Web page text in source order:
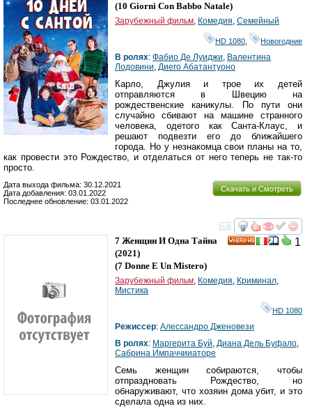
(10 Giorni Con Babbo Natale)
Зарубежный фильм, Комедия, Семейный
HD 1080, Новогодние
В ролях: Фабио Де Луиджи, Валентина
Лодовини, Диего Абатантуоно
Карло, Джулия и трое их детей
отправляются в Швецию на
рождественские каникулы. По пути они
случайно сбивают на машине странного
человека, одетого как Санта-Клаус, и
решают подвезти его до ближайшего
города. Но у незнакомца свои планы на то,
как провести это Рождество, и отделаться от него теперь не так-то
просто.
Скачать и Смотреть
Дата выхода фильма: 30.12.2021
Дата добавления: 03.01.2022
Последнее обновление: 03.01.2022
смотреть
1
7 Женщин И Одна Тайна
(2021)
(7 Donne E Un Mistero)
Зарубежный фильм, Комедия, Криминал,
Мистика
HD 1080
Режиссер: Алессандро Дженовези
В ролях: Маргерита Буй, Диана Дель Буфало,
Сабрина Импаччииаторе
Семь женщин собираются, чтобы
отпраздновать Рождество, но
обнаруживают, что хозяин дома убит, и это
сделала одна из них.